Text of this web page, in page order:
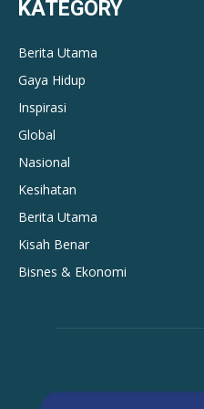
KATEGORY
Berita Utama
Gaya Hidup
Inspirasi
Global
Nasional
Kesihatan
Berita Utama
Kisah Benar
Bisnes & Ekonomi